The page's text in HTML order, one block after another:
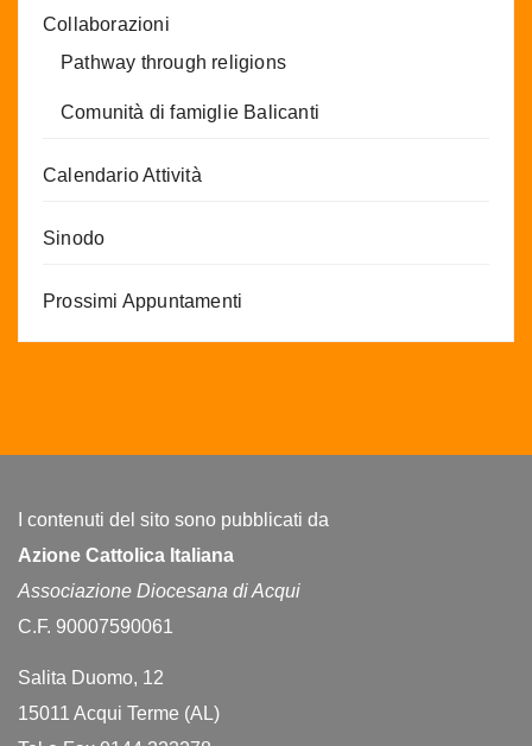
Collaborazioni
Pathway through religions
Comunità di famiglie Balicanti
Calendario Attività
Sinodo
Prossimi Appuntamenti
I contenuti del sito sono pubblicati da
Azione Cattolica Italiana
Associazione Diocesana di Acqui
C.F. 90007590061
Salita Duomo, 12
15011 Acqui Terme (AL)